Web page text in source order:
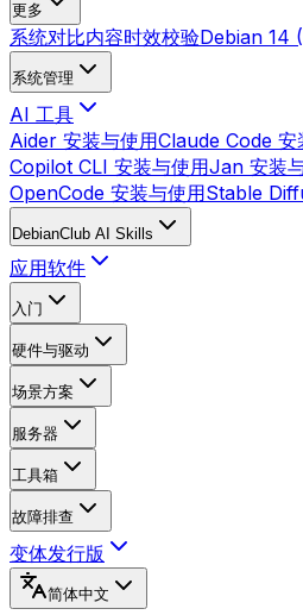
更多
系统对比内容时效校验Debian 14
系统管理
AI 工具
Aider 安装与使用Claude Code 安
Copilot CLI 安装与使用Jan 安装
OpenCode 安装与使用Stable
DebianClub AI Skills
应用软件
入门
硬件与驱动
场景方案
服务器
工具箱
故障排查
变体发行版
简体中文